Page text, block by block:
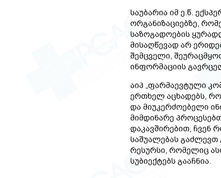
საუბარია იმ ე.წ.
ორგანიზაციებზე,
საზოგადოების
მისაღწევად არ
შემცველი,
ინფორმაციის
აიპ „ფარმაევტული
ერთხელ აცხადებს,
და მიუკერძოებელი
მიმდინარე
დაკავშირებით, ჩვენ
საშუალებას გაძლევთ
რესურსი, რომელიც
სუბიექტებს გააჩნია.